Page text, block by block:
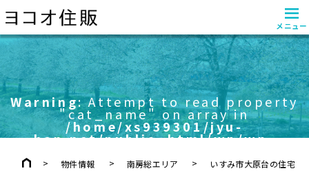
≡
メニュー
Warning: Attempt to read property
"cat_name" on array in
/home/xs939301/jyu-
han.net/public_html/wp/wp-
on line757
物件情報 南房総エリア
いすみ市大原台の住宅